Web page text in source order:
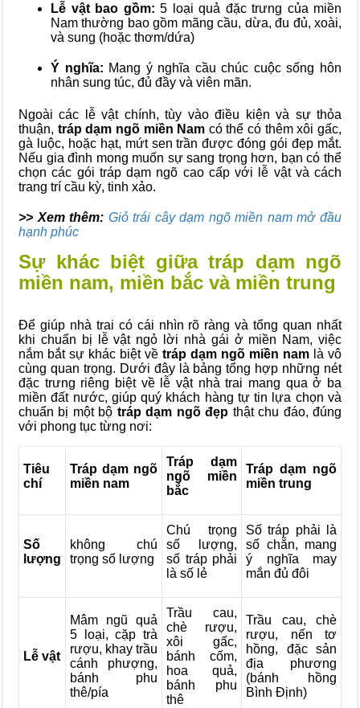
Lễ vật bao gồm: 5 loại quả đặc trưng của miền
Nam thường bao gồm mãng cầu, dừa, đu đủ, xoài,
và sung (hoặc thơm/dứa)
Ý nghĩa: Mang ý nghĩa cầu chúc cuộc sống hôn
nhân sung túc, đủ đầy và viên mãn.
Ngoài các lễ vật chính, tùy vào điều kiện và sự thỏa
thuận, tráp dạm ngõ miền Nam có thể có thêm xôi gấc,
gà luộc, hoặc hạt, mứt sen trần được đóng gói đẹp mắt.
Nếu gia đình mong muốn sự sang trọng hơn, bạn có thể
chọn các gói tráp dạm ngõ cao cấp với lễ vật và cách
trang trí cầu kỳ, tinh xảo.
>> Xem thêm: Giỏ trái cây dạm ngõ miền nam mở đầu
hạnh phúc
Sự khác biệt giữa tráp dạm ngõ
miền nam, miền bắc và miền trung
Để giúp nhà trai có cái nhìn rõ ràng và tổng quan nhất
khi chuẩn bị lễ vật ngỏ lời nhà gái ở miền Nam, việc
nắm bắt sự khác biệt về tráp dạm ngõ miền nam là vô
cùng quan trọng. Dưới đây là bảng tổng hợp những nét
đặc trưng riêng biệt về lễ vật nhà trai mang qua ở ba
miền đất nước, giúp quý khách hàng tự tin lựa chọn và
chuẩn bị một bộ tráp dạm ngõ đẹp thật chu đáo, đúng
với phong tục từng nơi:
Tiêu
chí
Tráp dạm ngõ
miền nam
Tráp dạm
ngõ miền
bắc
Tráp dạm ngõ
miền trung
Số
lượng
không chú
trọng số lượng
Chú trọng
số lượng,
số tráp phải
là số lẻ
Số tráp phải là
số chẵn, mang
ý nghĩa may
mắn đủ đôi
Lễ vật
Mâm ngũ quả
5 loại, cặp trà
rượu, khay trầu
cánh phượng,
bánh phu
thê/pía
Trầu cau,
chè rượu,
xôi gấc,
bánh cốm,
hoa quả,
bánh phu
thê
Trầu cau, chè
rượu, nến tơ
hồng, đặc sản
địa phương
(bánh hồng
Bình Định)